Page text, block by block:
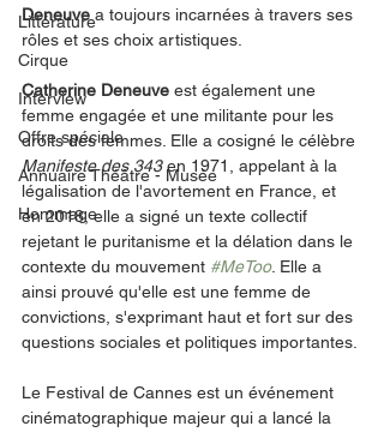
Littérature
Cirque
Interview
Offre spéciale
Annuaire Théâtre - Musée
Hommage
Deneuve a toujours incarnées à travers ses
rôles et ses choix artistiques.
Catherine Deneuve est également une
femme engagée et une militante pour les
droits des femmes. Elle a cosigné le célèbre
Manifeste des 343 en 1971, appelant à la
légalisation de l'avortement en France, et
en 2018, elle a signé un texte collectif
rejetant le puritanisme et la délation dans le
contexte du mouvement #MeToo. Elle a
ainsi prouvé qu'elle est une femme de
convictions, s'exprimant haut et fort sur des
questions sociales et politiques importantes.
Le Festival de Cannes est un événement
cinématographique majeur qui a lancé la